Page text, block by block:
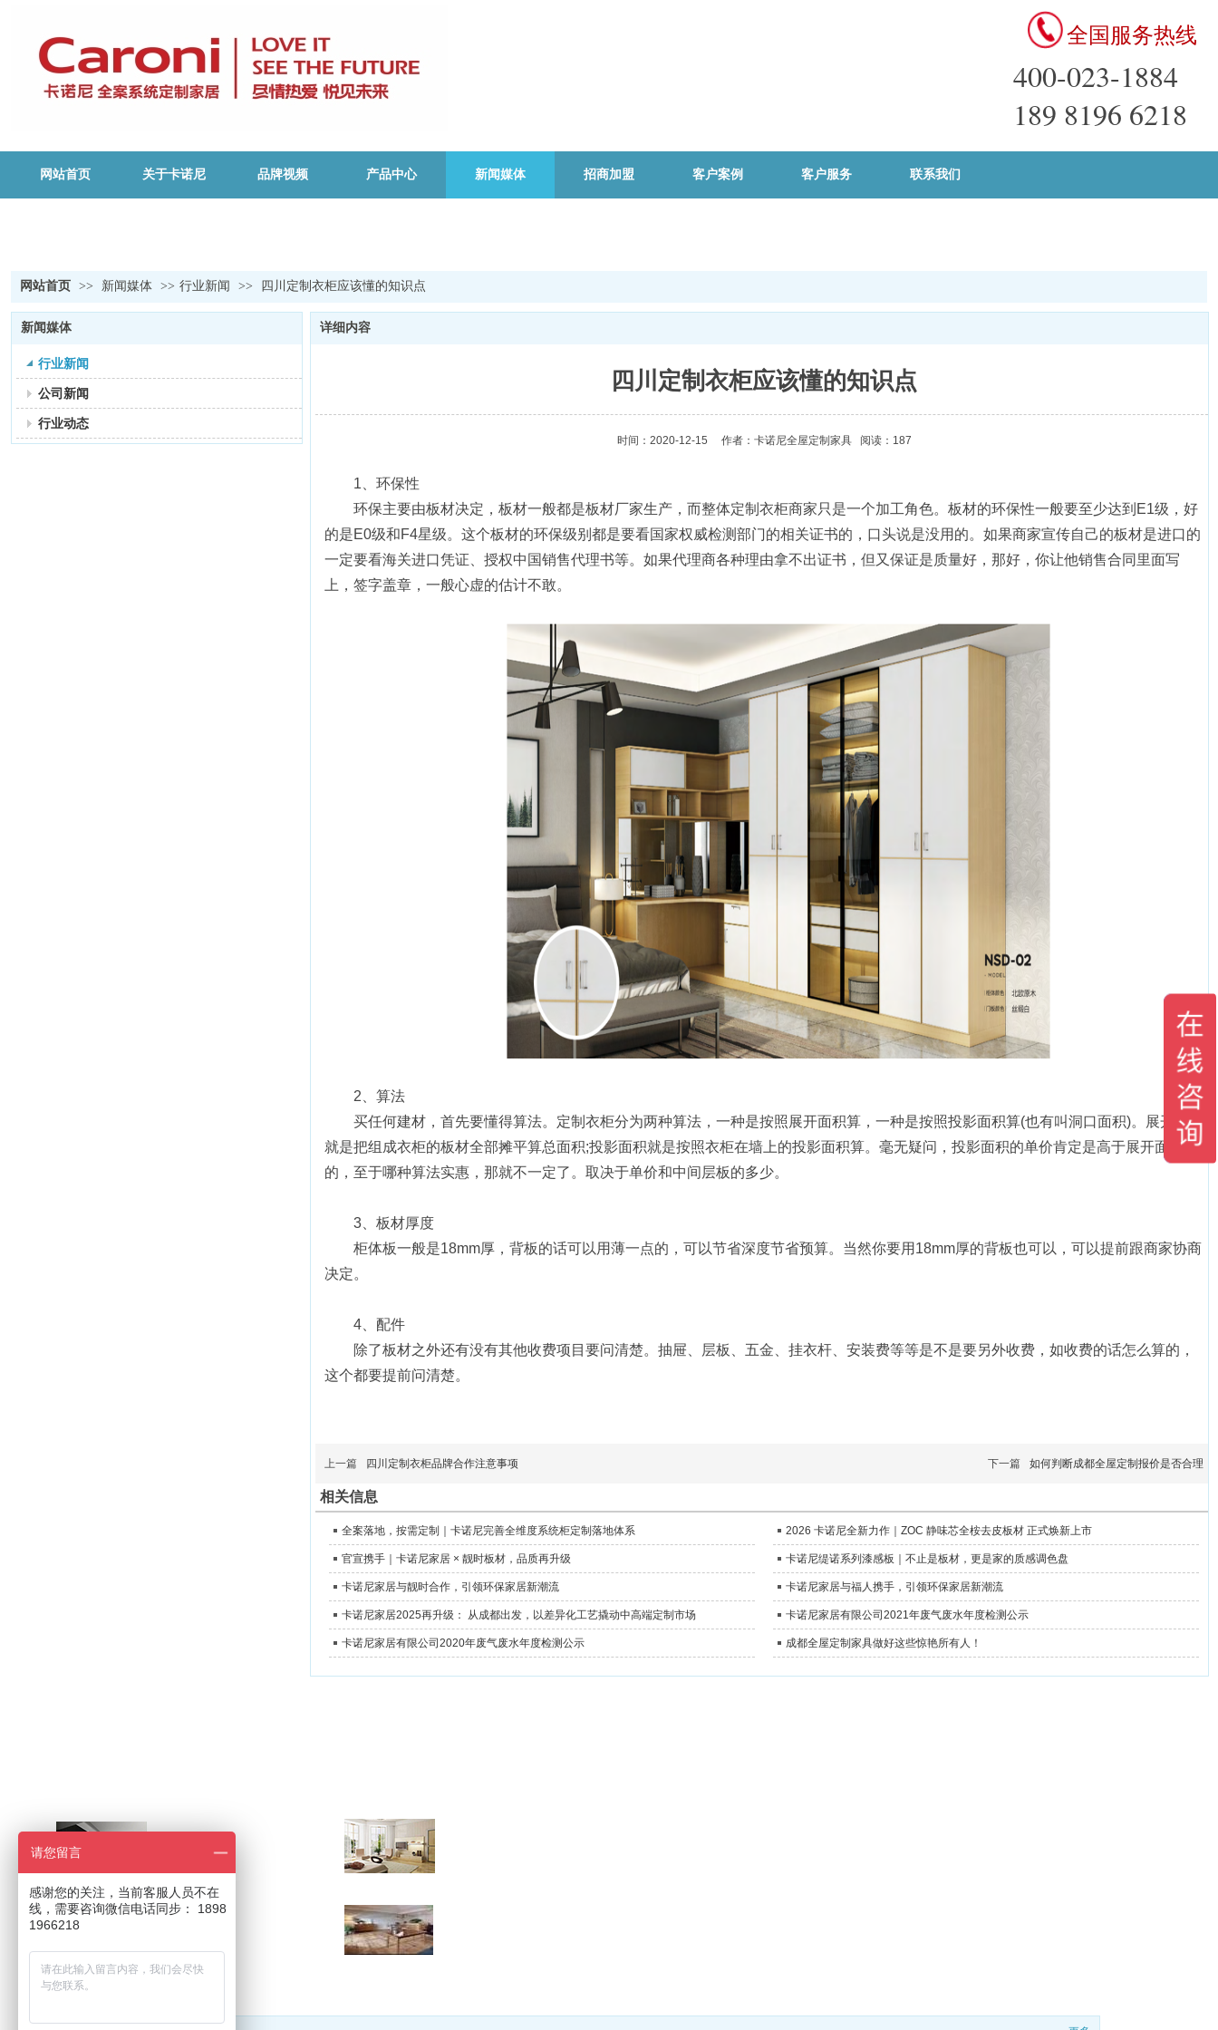
全国服务热线
400-023-1884
189 8196 6218
网站首页 关于卡诺尼 品牌视频 产品中心 新闻媒体 招商加盟 客户案例 客户服务 联系我们
网站首页 >> 新闻媒体 >> 行业新闻 >> 四川定制衣柜应该懂的知识点
新闻媒体
行业新闻
公司新闻
行业动态
详细内容
四川定制衣柜应该懂的知识点
时间：2020-12-15 作者：卡诺尼全屋定制家具 阅读：187
1、环保性
环保主要由板材决定，板材一般都是板材厂家生产，而整体定制衣柜商家只是一个加工角色。板材的环保性一般要至少达到E1级，好
的是E0级和F4星级。这个板材的环保级别都是要看国家权威检测部门的相关证书的，口头说是没用的。如果商家宣传自己的板材是进口的
一定要看海关进口凭证、授权中国销售代理书等。如果代理商各种理由拿不出证书，但又保证是质量好，那好，你让他销售合同里面写
上，签字盖章，一般心虚的估计不敢。
2、算法
买任何建材，首先要懂得算法。定制衣柜分为两种算法，一种是按照展开面积算，一种是按照投影面积算(也有叫洞口面积)。展开面积
就是把组成衣柜的板材全部摊平算总面积;投影面积就是按照衣柜在墙上的投影面积算。毫无疑问，投影面积的单价肯定是高于展开面积
的，至于哪种算法实惠，那就不一定了。取决于单价和中间层板的多少。
3、板材厚度
柜体板一般是18mm厚，背板的话可以用薄一点的，可以节省深度节省预算。当然你要用18mm厚的背板也可以，可以提前跟商家协商
决定。
4、配件
除了板材之外还有没有其他收费项目要问清楚。抽屉、层板、五金、挂衣杆、安装费等等是不是要另外收费，如收费的话怎么算的，
这个都要提前问清楚。
上一篇 四川定制衣柜品牌合作注意事项 下一篇 如何判断成都全屋定制报价是否合理
相关信息
全案落地，按需定制｜卡诺尼完善全维度系统柜定制落地体系 2026 卡诺尼全新力作｜ZOC 静味芯全桉去皮板材 正式焕新上市
官宣携手｜卡诺尼家居 × 靓时板材，品质再升级 卡诺尼缇诺系列漆感板｜不止是板材，更是家的质感调色盘
卡诺尼家居与靓时合作，引领环保家居新潮流 卡诺尼家居与福人携手，引领环保家居新潮流
卡诺尼家居2025再升级： 从成都出发，以差异化工艺撬动中高端定制市场 卡诺尼家居有限公司2021年废气废水年度检测公示
卡诺尼家居有限公司2020年废气废水年度检测公示 成都全屋定制家具做好这些惊艳所有人！
友情链接:
色彩在家居中的应用
请您留言
感谢您的关注，当前客服人员不在
线，需要咨询微信电话同步： 1898
1966218